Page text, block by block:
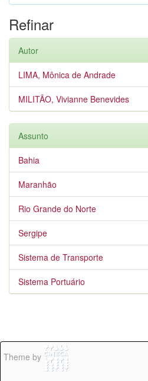
Refinar
Autor
LIMA, Mônica de Andrade
MILITÃO, Vivianne Benevides
Assunto
Bahia
Maranhão
Rio Grande do Norte
Sergipe
Sistema de Transporte
Sistema Portuário
Theme by